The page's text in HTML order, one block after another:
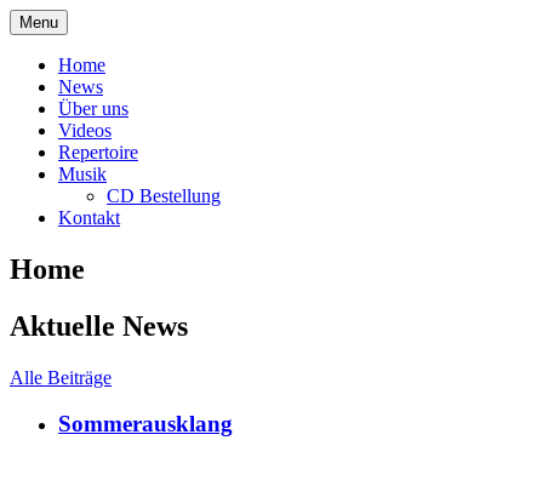
Skip
to
content
The Soulmates
Menu
Home
News
Über uns
Videos
Repertoire
Musik
CD Bestellung
Kontakt
Home
Aktuelle News
Alle Beiträge
Sommerausklang